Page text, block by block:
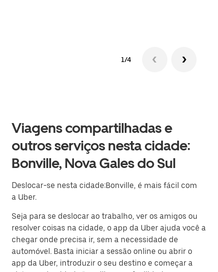
1/4
Viagens compartilhadas e
outros serviços nesta cidade:
Bonville, Nova Gales do Sul
Deslocar-se nesta cidade:Bonville, é mais fácil com
a Uber.
Seja para se deslocar ao trabalho, ver os amigos ou
resolver coisas na cidade, o app da Uber ajuda você a
chegar onde precisa ir, sem a necessidade de
automóvel. Basta iniciar a sessão online ou abrir o
app da Uber, introduzir o seu destino e começar a